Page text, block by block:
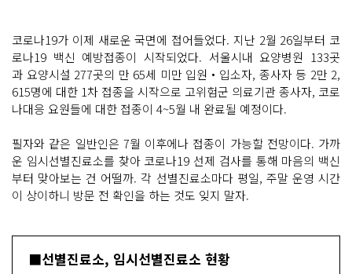
코로나19가 이제 새로운 국면에 접어들었다. 지난 2월 26일부터 코
로나19 백신 예방접종이 시작되었다. 서울시내 요양병원 133곳
과 요양시설 277곳의 만 65세 미만 입원‧입소자, 종사자 등 2만 2,
615명에 대한 1차 접종을 시작으로 고위험군 의료기관 종사자, 코로
나대응 요원들에 대한 접종이 4~5월 내 완료될 예정이다.
필자와 같은 일반인은 7월 이후에나 접종이 가능할 전망이다. 가까
운 임시선별진료소를 찾아 코로나19 선제 검사를 통해 마음의 백신
부터 맞아보는 건 어떨까. 각 선별진료소마다 평일, 주말 운영 시간
이 상이하니 방문 전 확인을 하는 것도 잊지 말자.
■선별진료소, 임시선별진료소 현황